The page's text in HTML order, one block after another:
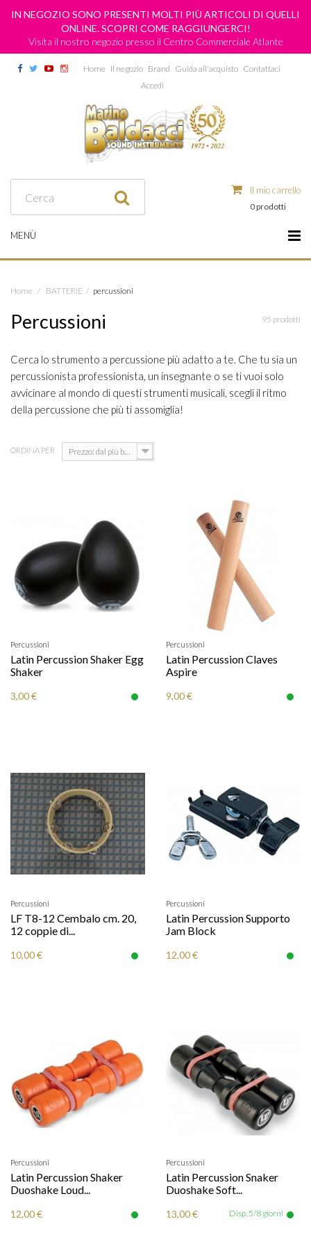
IN NEGOZIO SONO PRESENTI MOLTI PIÙ ARTICOLI DI QUELLI
ONLINE. SCOPRI COME RAGGIUNGERCI!
Visita il nostro negozio presso il Centro Commerciale Atlante
Home Il negozio Brand Guida all'acquisto Contattaci
Accedi
Il mio carrello
0 prodotti
MENÙ
Home / BATTERIE / percussioni
95 prodotti
Percussioni
Cerca lo strumento a percussione più adatto a te. Che tu sia un
percussionista professionista, un insegnante o se ti vuoi solo
avvicinare al mondo di questi strumenti musicali, scegli il ritmo
della percussione che più ti assomiglia!
ORDINA PER Prezzo: dal più basso
Percussioni
Latin Percussion Shaker Egg
Shaker
3,00 €
Percussioni
Latin Percussion Claves
Aspire
9,00 €
Percussioni
LF T8-12 Cembalo cm. 20,
12 coppie di...
10,00 €
Percussioni
Latin Percussion Supporto
Jam Block
12,00 €
Percussioni
Latin Percussion Shaker
Duoshake Loud...
12,00 €
Percussioni
Latin Percussion Snaker
Duoshake Soft...
13,00 € Disp. 5/8 giorni